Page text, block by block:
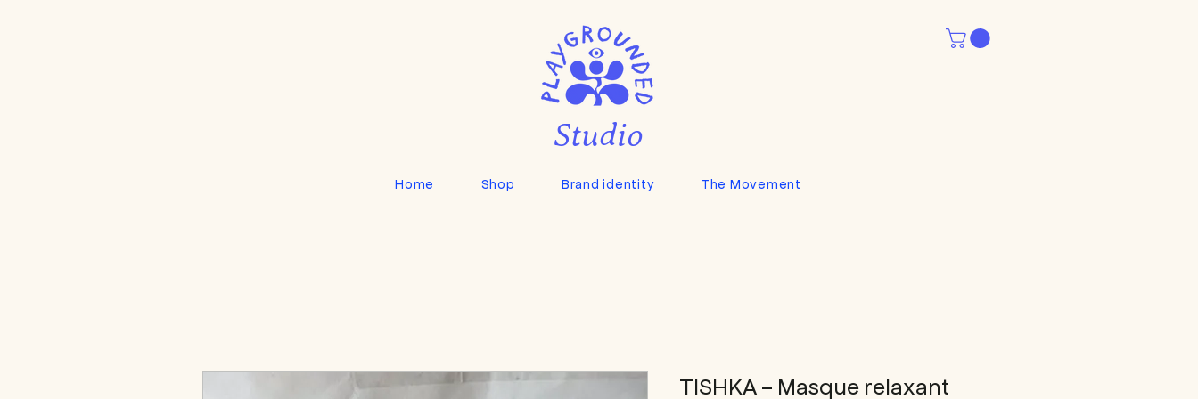
Studio
Home Shop Brand identity The Movement
TISHKA - Masque relaxant